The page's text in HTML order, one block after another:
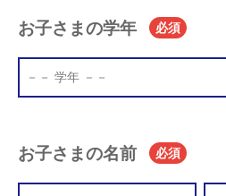
お子さまの学年 必須
お子さまの名前 必須